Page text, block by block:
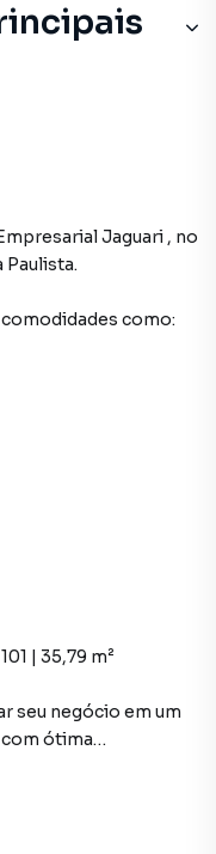
Jaguari , no
Paulista.
como:
| 35,79 m²
seu negócio em um
ótima